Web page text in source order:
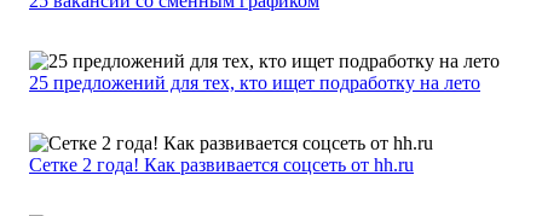
25 предложений для тех, кто ищет подработку на лето
Сетке 2 года! Как развивается соцсеть от hh.ru